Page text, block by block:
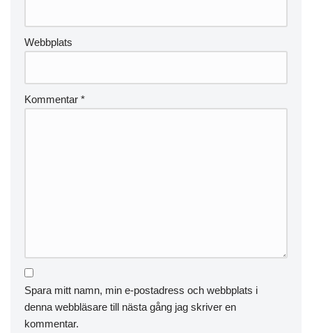
Webbplats
Kommentar *
Spara mitt namn, min e-postadress och webbplats i
denna webbläsare till nästa gång jag skriver en
kommentar.